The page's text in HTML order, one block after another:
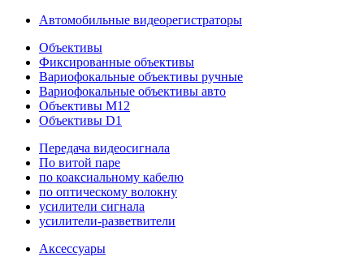
Автомобильные видеорегистраторы
Объективы
Фиксированные объективы
Вариофокальные объективы ручные
Вариофокальные объективы авто
Объективы M12
Объективы D1
Передача видеосигнала
По витой паре
по коаксиальному кабелю
по оптическому волокну
усилители сигнала
усилители-разветвители
Аксессуары